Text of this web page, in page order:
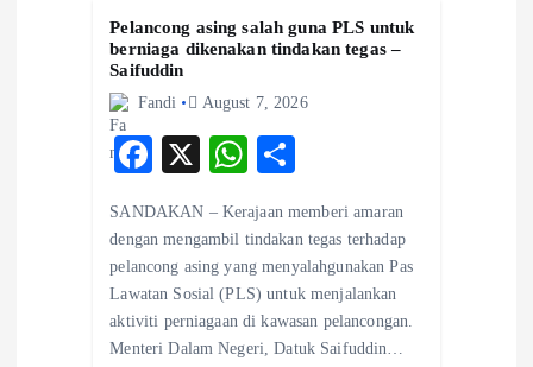
Pelancong asing salah guna PLS untuk
berniaga dikenakan tindakan tegas –
Saifuddin
Fandi August 7, 2026
F
eb
o
o
k
X
W
ts
A
p
p
re
SANDAKAN – Kerajaan memberi amaran
dengan mengambil tindakan tegas terhadap
pelancong asing yang menyalahgunakan Pas
Lawatan Sosial (PLS) untuk menjalankan
aktiviti perniagaan di kawasan pelancongan.
Menteri Dalam Negeri, Datuk Saifuddin…